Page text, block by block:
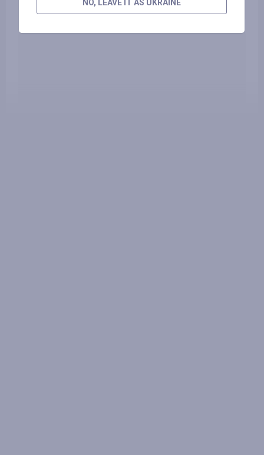
NO, LEAVE IT AS UKRAINE